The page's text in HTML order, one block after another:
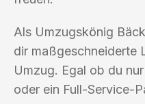
Als Umzugskönig
dir maßgeschneiderte
Umzug. Egal ob du
oder ein Full-Service-